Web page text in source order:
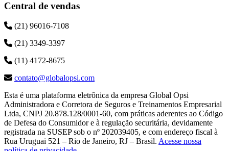
Central de vendas
(21) 96016-7108
(21) 3349-3397
(11) 4172-8675
contato@globalopsi.com
Esta é uma plataforma eletrônica da empresa Global Opsi
Administradora e Corretora de Seguros e Treinamentos Empresarial
Ltda, CNPJ 20.878.128/0001-60, com práticas aderentes ao Código
de Defesa do Consumidor e à regulação securitária, devidamente
registrada na SUSEP sob o nº 202039405, e com endereço fiscal à
Rua Uruguai 521 – Rio de Janeiro, RJ – Brasil. Acesse nossa